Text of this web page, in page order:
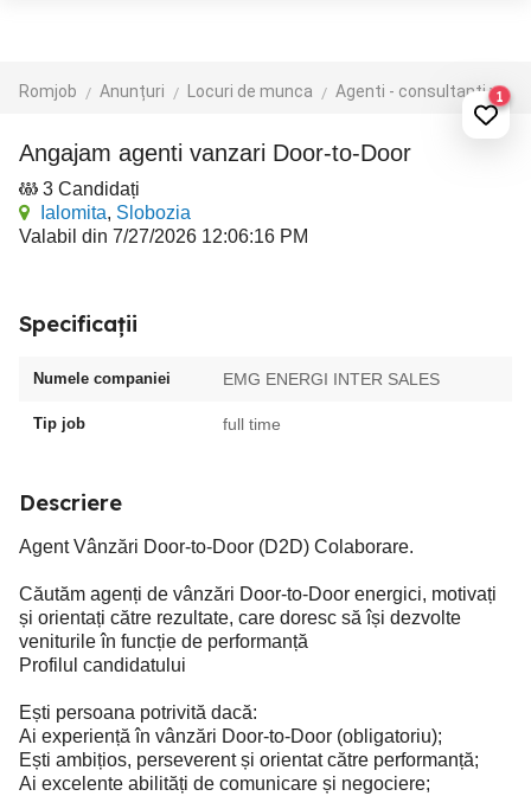
Romjob Anunțuri Locuri de munca Agenti - consultanti vanzari1
Angajam agenti vanzari Door-to-Door
3 Candidați
Ialomita, Slobozia
Valabil din 7/27/2026 12:06:16 PM
Specificații
Numele companiei EMG ENERGI INTER SALES
Tip job full time
Descriere
Agent Vânzări Door-to-Door (D2D) Colaborare.
Căutăm agenți de vânzări Door-to-Door energici, motivați
și orientați către rezultate, care doresc să își dezvolte
veniturile în funcție de performanță
Profilul candidatului
Ești persoana potrivită dacă:
Ai experiență în vânzări Door-to-Door (obligatoriu);
Ești ambițios, perseverent și orientat către performanță;
Ai excelente abilități de comunicare și negociere;